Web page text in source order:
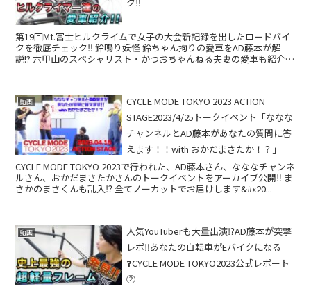
ク‼
第19回Mt.富士ヒルクライムで女子の大会新記録を出したロードバイ
クを徹底チェック‼ 鈴鳴り妖怪 鈴ちゃん拘りの愛車をAD藤本が解
説!? 六甲山のスペシャリスト・かつおちゃんねる夫妻の愛車も紹介し
動画
CYCLE MODE TOKYO 2023 ACTION
STAGE2023/4/25トークイベント「ななな
チャンネルとAD藤本があなたの質問に答
えます！！with おかだまさたか！？」
CYCLE MODE TOKYO 2023で行われた、AD藤本さん、なななチャンネ
ルさん、おかだまさたかさんのトークイベントをアーカイブ公開‼ ま
さかのまさくんも乱入⁉ 全てノーカットでお届けします&#x20...
動画
人気YouTuberも大量出演⁉️AD藤本が突撃
レポ‼️あなたの自転車がEバイクになる
❓CYCLE MODE TOKYO2023公式レポート
②